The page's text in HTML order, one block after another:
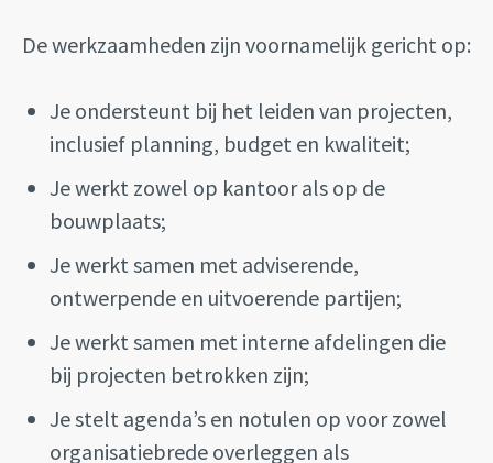
De werkzaamheden zijn voornamelijk gericht op:
Je ondersteunt bij het leiden van projecten,
inclusief planning, budget en kwaliteit;
Je werkt zowel op kantoor als op de
bouwplaats;
Je werkt samen met adviserende,
ontwerpende en uitvoerende partijen;
Je werkt samen met interne afdelingen die
bij projecten betrokken zijn;
Je stelt agenda’s en notulen op voor zowel
organisatiebrede overleggen als